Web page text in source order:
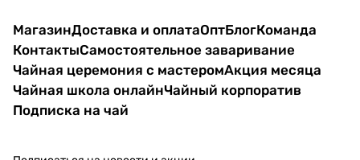
МагазинДоставка и оплатаОптБлогКоманда
КонтактыСамостоятельное заваривание
Чайная церемония с мастеромАкция месяца
Чайная школа онлайнЧайный корпоратив
Подписка на чай